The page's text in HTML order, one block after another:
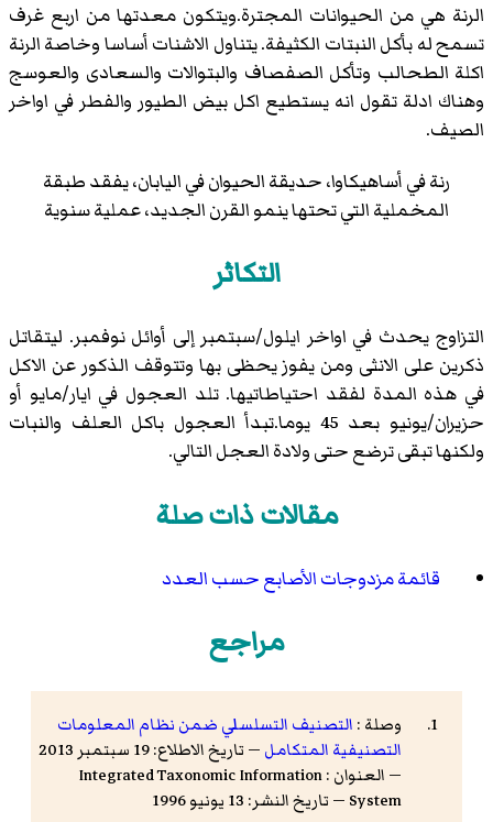
الرنة هي من الحيوانات المجترة.ويتكون معدتها من اربع غرف
تسمح له بأكل النبتات الكثيفة. يتناول الاشنات أساسا وخاصة الرنة
اكلة الطحالب وتأكل الصفصاف والبتوالات والسعادى والعوسج
وهناك ادلة تقول انه يستطيع اكل بيض الطيور والفطر في اواخر
الصيف.
رنة في أساهيكاوا، حديقة الحيوان في اليابان، يفقد طبقة
المخملية التي تحتها ينمو القرن الجديد، عملية سنوية
التكاثر
التزاوج يحدث في اواخر ايلول/سبتمبر إلى أوائل نوفمبر. ليتقاتل
ذكرين على الانثى ومن يفوز يحظى بها وتتوقف الذكور عن الاكل
في هذه المدة لفقد احتياطاتيها. تلد العجول في ايار/مايو أو
حزيران/يونيو بعد 45 يوما.تبدأ العجول باكل العلف والنبات
ولكنها تبقى ترضع حتى ولادة العجل التالي.
مقالات ذات صلة
قائمة مزدوجات الأصابع حسب العدد
مراجع
وصلة : التصنيف التسلسلي ضمن نظام المعلومات
التصنيفية المتكامل
— تاريخ الاطلاع: 19 سبتمبر 2013
— العنوان : Integrated Taxonomic Information
System — تاريخ النشر: 13 يونيو 1996